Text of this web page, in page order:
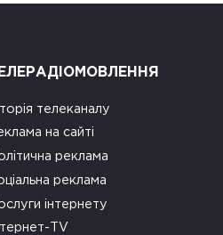
телеканалу
на сайті
реклама
реклама
інтернету
TV